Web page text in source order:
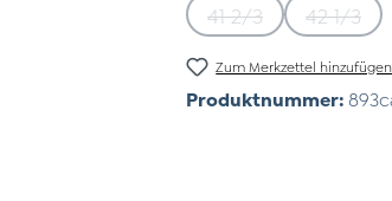
41 2/3(Diese Option ist
42 1/3
Zum Merkzettel hinzufügen
Produktnummer: